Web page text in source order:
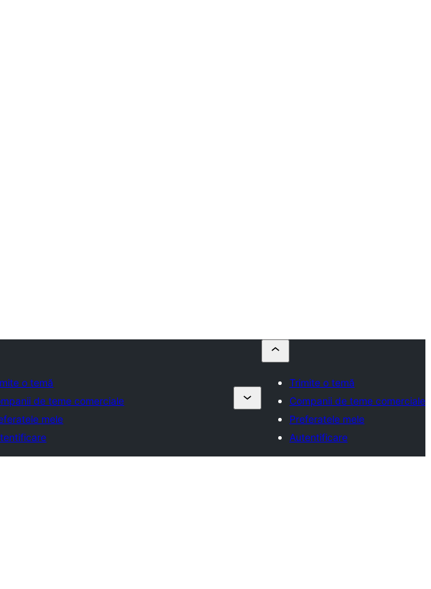
o temă
de teme comerciale
mele
Trimite o temă
Companii de teme comerciale
Preferatele mele
Autentificare